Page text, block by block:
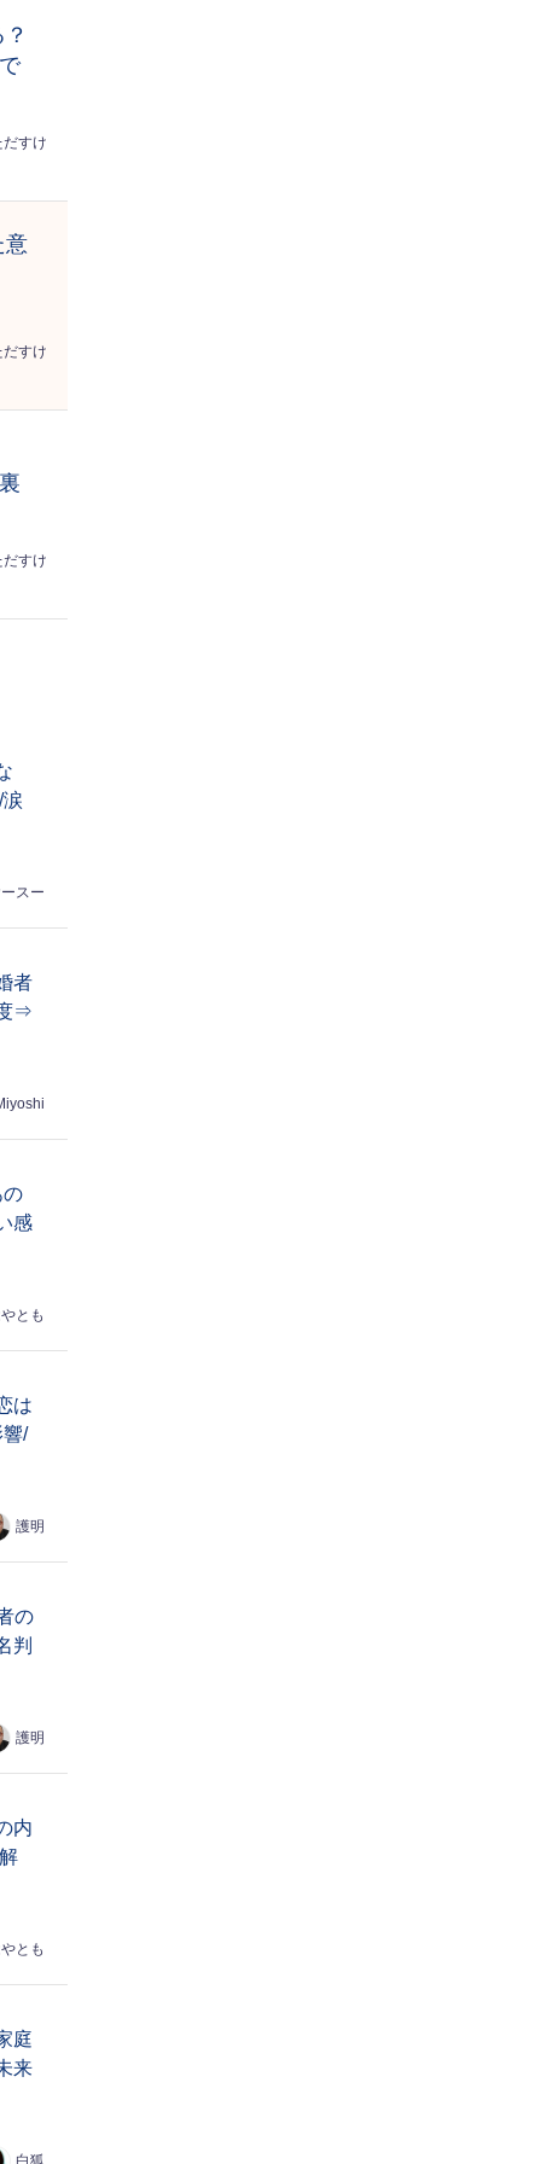
すけ
意
すけ
すけ
スー
者
⇒
感
とも
は
/
護明
の
判
護明
内
とも
庭
来
白狐